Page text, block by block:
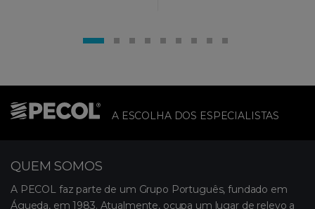
A ESCOLHA DOS ESPECIALISTAS
QUEM SOMOS
A PECOL faz parte de um Grupo Português, fundado em
Águeda, em 1983. Atualmente, ocupa um lugar de relevo a